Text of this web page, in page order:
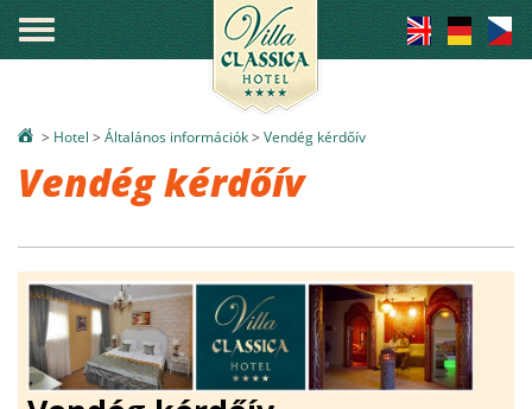
° > Hotel > Általános információk> Vendég kérdőív
Vendég kérdőív